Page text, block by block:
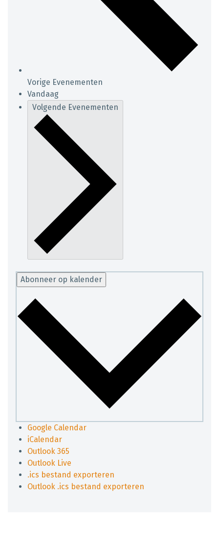
Vorige Evenementen
Vandaag
Volgende Evenementen
Abonneer op kalender
Google Calendar
iCalendar
Outlook 365
Outlook Live
.ics bestand exporteren
Outlook .ics bestand exporteren